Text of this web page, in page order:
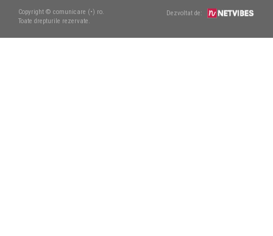
Copyright © comunicare (•) ro.
Toate drepturile rezervate.
Dezvoltat de: